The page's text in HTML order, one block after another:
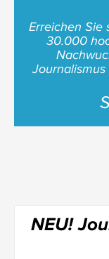
Erreichen Sie
30.000
Journalismus
NEU!